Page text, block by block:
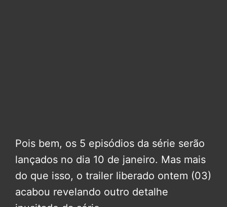
Pois bem, os 5 episódios da série serão
lançados no dia 10 de janeiro. Mas mais
do que isso, o trailer liberado ontem (03)
acabou revelando outro detalhe